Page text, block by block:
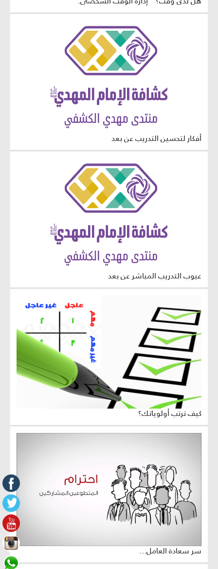
أفكار لتحسين التدريب عن بعد
عيوب التدريب المباشر عن بعد
كيف ترتب أولوياتك؟
سر سعادة العامل...